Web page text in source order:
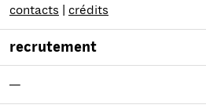
contacts
crédits
recrutement
—